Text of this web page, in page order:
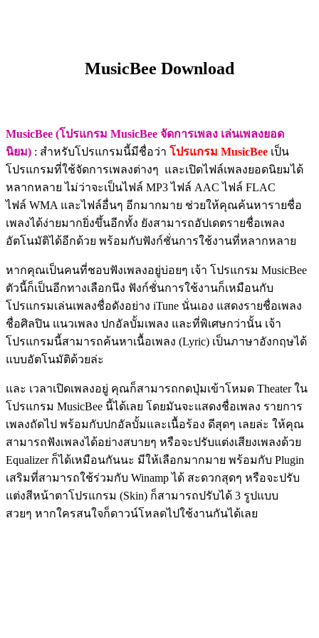
MusicBee Download
MusicBee (โปรแกรม MusicBee จัดการเพลง เล่นเพลงยอด
นิยม) : สำหรับโปรแกรมนี้มีชื่อว่า โปรแกรม MusicBee เป็น
โปรแกรมที่ใช้จัดการเพลงต่างๆ และเปิดไฟล์เพลงยอดนิยมได้
หลากหลาย ไม่ว่าจะเป็นไฟล์ MP3 ไฟล์ AAC ไฟล์ FLAC
ไฟล์ WMA และไฟล์อื่นๆ อีกมากมาย ช่วยให้คุณค้นหารายชื่อ
เพลงได้ง่ายมากยิ่งขึ้นอีกทั้ง ยังสามารถอัปเดตรายชื่อเพลง
อัตโนมัติได้อีกด้วย พร้อมกับฟังก์ชั่นการใช้งานที่หลากหลาย
หากคุณเป็นคนที่ชอบฟังเพลงอยู่บ่อยๆ เจ้า โปรแกรม MusicBee
ตัวนี้ก็เป็นอีกทางเลือกนึง ฟังก์ชั่นการใช้งานก็เหมือนกับ
โปรแกรมเล่นเพลงชื่อดังอย่าง iTune นั่นเอง แสดงรายชื่อเพลง
ชื่อศิลปิน แนวเพลง ปกอัลบั้มเพลง และที่พิเศษกว่านั้น เจ้า
โปรแกรมนี้สามารถค้นหาเนื้อเพลง (Lyric) เป็นภาษาอังกฤษได้
แบบอัตโนมัติด้วยล่ะ
และ เวลาเปิดเพลงอยู่ คุณก็สามารถกดปุ่มเข้าโหมด Theater ใน
โปรแกรม MusicBee นี้ได้เลย โดยมันจะแสดงชื่อเพลง รายการ
เพลงถัดไป พร้อมกับปกอัลบั้มและเนื้อร้อง ดีสุดๆ เลยล่ะ ให้คุณ
สามารถฟังเพลงได้อย่างสบายๆ หรือจะปรับแต่งเสียงเพลงด้วย
Equalizer ก็ได้เหมือนกันนะ มีให้เลือกมากมาย พร้อมกับ Plugin
เสริมที่สามารถใช้ร่วมกับ Winamp ได้ สะดวกสุดๆ หรือจะปรับ
แต่งสีหน้าตาโปรแกรม (Skin) ก็สามารถปรับได้ 3 รูปแบบ
สวยๆ หากใครสนใจก็ดาวน์โหลดไปใช้งานกันได้เลย